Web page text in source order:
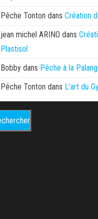
Pêche Tonton dans Création
jean michel ARINO dans
Plastisol
Bobby dans Pêche à la
Pêche Tonton dans L’art du